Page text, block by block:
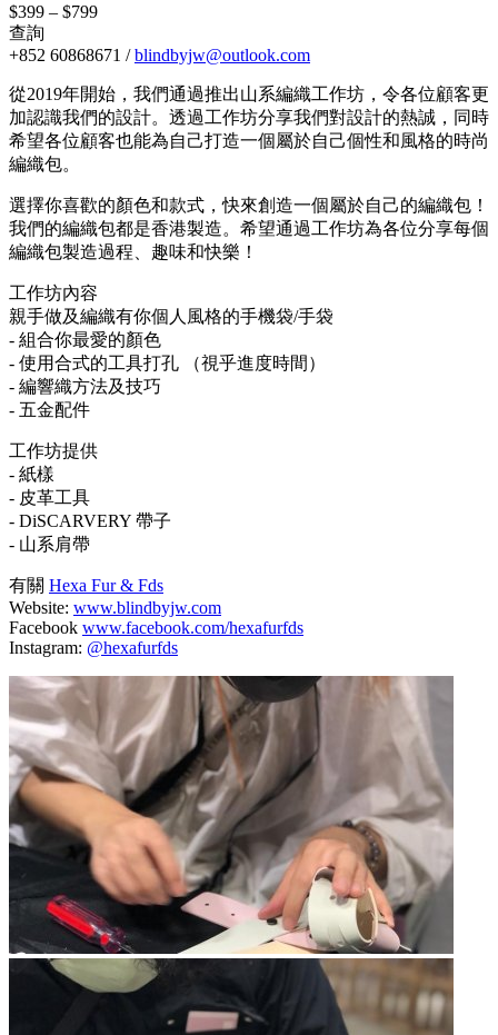
$399 – $799
查詢
+852 60868671 /blindbyjw@outlook.com
從2019年開始，我們通過推出山系編織工作坊，令各位顧客更
加認識我們的設計。透過工作坊分享我們對設計的熱誠，同時
希望各位顧客也能為自己打造一個屬於自己個性和風格的時尚
編織包。
選擇你喜歡的顏色和款式，快來創造一個屬於自己的編織包！
我們的編織包都是香港製造。希望通過工作坊為各位分享每個
編織包製造過程、趣味和快樂！
工作坊內容
親手做及編織有你個人風格的手機袋/手袋
- 組合你最愛的顏色
- 使用合式的工具打孔 （視乎進度時間）
- 編響織方法及技巧
- 五金配件
工作坊提供
- 紙樣
- 皮革工具
- DiSCARVERY 帶子
- 山系肩帶
有關 Hexa Fur & Fds
Website: www.blindbyjw.com
Facebook www.facebook.com/hexafurfds
Instagram: @hexafurfds